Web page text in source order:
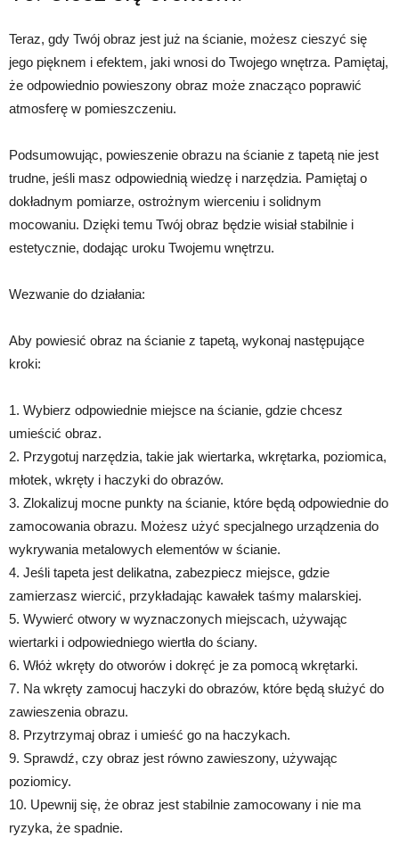
Teraz, gdy Twój obraz jest już na ścianie, możesz cieszyć się
jego pięknem i efektem, jaki wnosi do Twojego wnętrza. Pamiętaj,
że odpowiednio powieszony obraz może znacząco poprawić
atmosferę w pomieszczeniu.
Podsumowując, powieszenie obrazu na ścianie z tapetą nie jest
trudne, jeśli masz odpowiednią wiedzę i narzędzia. Pamiętaj o
dokładnym pomiarze, ostrożnym wierceniu i solidnym
mocowaniu. Dzięki temu Twój obraz będzie wisiał stabilnie i
estetycznie, dodając uroku Twojemu wnętrzu.
Wezwanie do działania:
Aby powiesić obraz na ścianie z tapetą, wykonaj następujące
kroki:
1. Wybierz odpowiednie miejsce na ścianie, gdzie chcesz
umieścić obraz.
2. Przygotuj narzędzia, takie jak wiertarka, wkrętarka, poziomica,
młotek, wkręty i haczyki do obrazów.
3. Zlokalizuj mocne punkty na ścianie, które będą odpowiednie do
zamocowania obrazu. Możesz użyć specjalnego urządzenia do
wykrywania metalowych elementów w ścianie.
4. Jeśli tapeta jest delikatna, zabezpiecz miejsce, gdzie
zamierzasz wiercić, przykładając kawałek taśmy malarskiej.
5. Wywierć otwory w wyznaczonych miejscach, używając
wiertarki i odpowiedniego wiertła do ściany.
6. Włóż wkręty do otworów i dokręć je za pomocą wkrętarki.
7. Na wkręty zamocuj haczyki do obrazów, które będą służyć do
zawieszenia obrazu.
8. Przytrzymaj obraz i umieść go na haczykach.
9. Sprawdź, czy obraz jest równo zawieszony, używając
poziomicy.
10. Upewnij się, że obraz jest stabilnie zamocowany i nie ma
ryzyka, że spadnie.